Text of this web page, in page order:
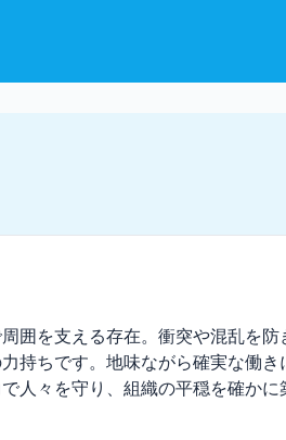
囲を支える存在。衝突や混乱を防
持ちです。地味ながら確実な働き
人々を守り、組織の平穏を確かに